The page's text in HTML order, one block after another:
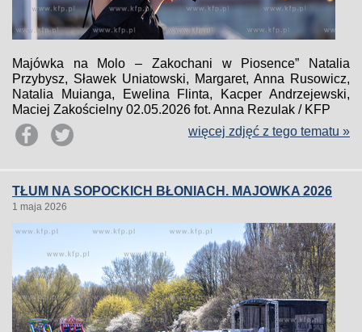
Majówka na Molo – Zakochani w Piosence” Natalia
Przybysz, Sławek Uniatowski, Margaret, Anna Rusowicz,
Natalia Muianga, Ewelina Flinta, Kacper Andrzejewski,
Maciej Zakościelny 02.05.2026 fot. Anna Rezulak / KFP
więcej zdjęć z tego tematu »
TŁUM NA SOPOCKICH BŁONIACH. MAJOWKA 2026
1 maja 2026